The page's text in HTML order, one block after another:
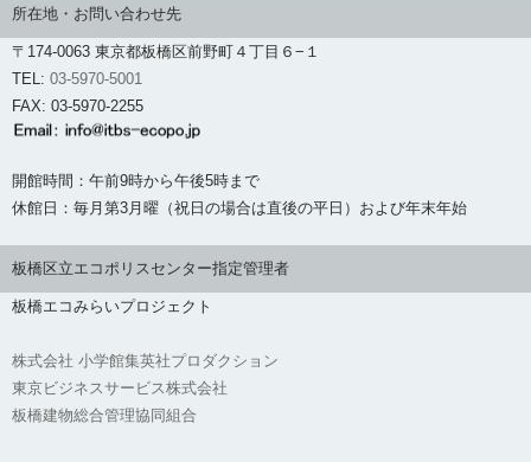
所在地・お問い合わせ先
〒174-0063 東京都板橋区前野町４丁目６−１
TEL: 03-5970-5001
FAX: 03-5970-2255
開館時間：午前9時から午後5時まで
休館日：毎月第3月曜（祝日の場合は直後の平日）および年末年始
板橋区立エコポリスセンター指定管理者
板橋エコみらいプロジェクト
株式会社 小学館集英社プロダクション
東京ビジネスサービス株式会社
板橋建物総合管理協同組合